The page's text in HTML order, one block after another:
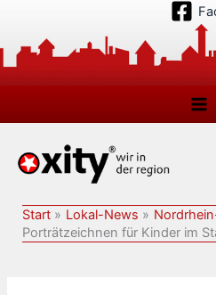
springen
Start Lokal-News
Porträtzeichnen für Kinder im